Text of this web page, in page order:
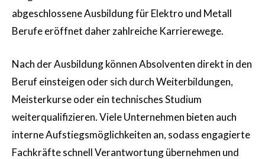
abgeschlossene Ausbildung für Elektro und Metall
Berufe eröffnet daher zahlreiche Karrierewege.
Nach der Ausbildung können Absolventen direkt in den
Beruf einsteigen oder sich durch Weiterbildungen,
Meisterkurse oder ein technisches Studium
weiterqualifizieren. Viele Unternehmen bieten auch
interne Aufstiegsmöglichkeiten an, sodass engagierte
Fachkräfte schnell Verantwortung übernehmen und